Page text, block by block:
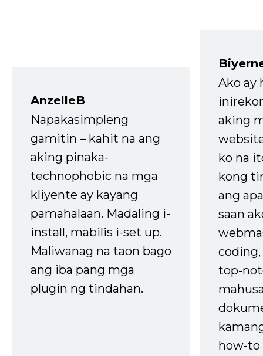
AnzelleB
Napakasimpleng
gamitin – kahit na ang
aking pinaka-
technophobic na mga
kliyente ay kayang
pamahalaan. Madaling i-
install, mabilis i-set up.
Maliwanag na taon bago
ang iba pang mga
plugin ng tindahan.
Ako ay
aking
ko na
kong
ang
saan
top-
how-to